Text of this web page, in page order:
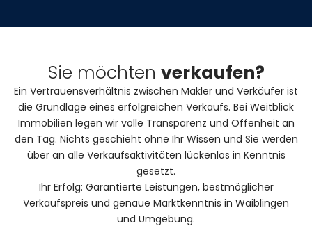
Sie möchten verkaufen?
Ein Vertrauensverhältnis zwischen Makler und Verkäufer ist
die Grundlage eines erfolgreichen Verkaufs. Bei Weitblick
Immobilien legen wir volle Transparenz und Offenheit an
den Tag. Nichts geschieht ohne Ihr Wissen und Sie werden
über an alle Verkaufsaktivitäten lückenlos in Kenntnis
gesetzt.
Ihr Erfolg: Garantierte Leistungen, bestmöglicher
Verkaufspreis und genaue Marktkenntnis in Waiblingen
und Umgebung.